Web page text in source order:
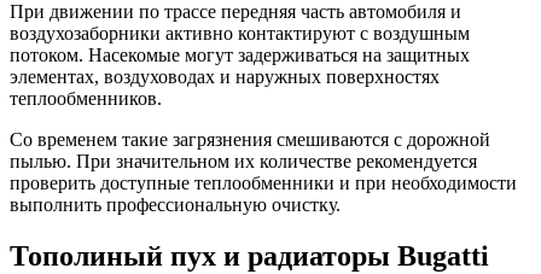
При движении по трассе передняя часть автомобиля и
воздухозаборники активно контактируют с воздушным
потоком. Насекомые могут задерживаться на защитных
элементах, воздуховодах и наружных поверхностях
теплообменников.
Со временем такие загрязнения смешиваются с дорожной
пылью. При значительном их количестве рекомендуется
проверить доступные теплообменники и при необходимости
выполнить профессиональную очистку.
Тополиный пух и радиаторы Bugatti